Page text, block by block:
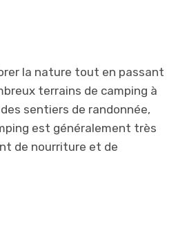
la nature tout en passant
terrains de camping à
sentiers de randonnée,
est généralement très
de nourriture et de